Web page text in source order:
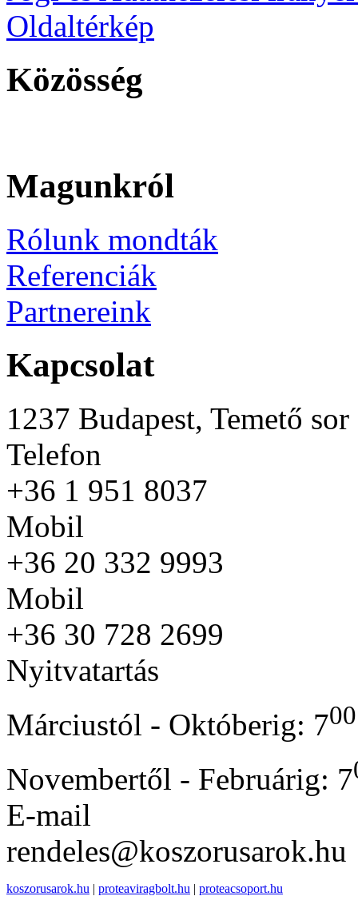
Oldaltérkép
Közösség
Magunkról
Rólunk mondták
Referenciák
Partnereink
Kapcsolat
1237 Budapest, Temető
Telefon
+36 1 951 8037
Mobil
+36 20 332 9993
Mobil
+36 30 728 2699
Nyitvatartás
Márciustól - Októberig: 700
Novembertől - Februárig: 7
E-mail
rendeles@koszorusarok.hu
koszorusarok.hu | proteaviragbolt.hu | proteacsoport.hu